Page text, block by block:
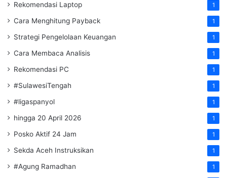
Rekomendasi Laptop 1
Cara Menghitung Payback 1
Strategi Pengelolaan Keuangan 1
Cara Membaca Analisis 1
Rekomendasi PC 1
#SulawesiTengah 1
#ligaspanyol 1
hingga 20 April 2026 1
Posko Aktif 24 Jam 1
Sekda Aceh Instruksikan 1
#Agung Ramadhan 1